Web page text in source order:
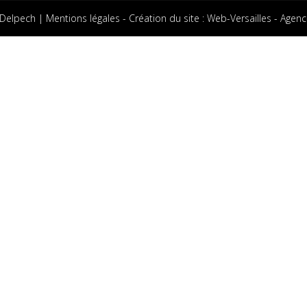
| Mentions légales - Création du site : Web-Versailles -